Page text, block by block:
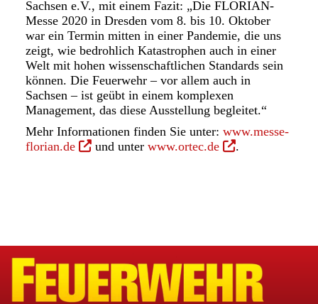
Sachsen e.V., mit einem Fazit: „Die FLORIAN-
Messe 2020 in Dresden vom 8. bis 10. Oktober
war ein Termin mitten in einer Pandemie, die uns
zeigt, wie bedrohlich Katastrophen auch in einer
Welt mit hohen wissenschaftlichen Standards sein
können. Die Feuerwehr – vor allem auch in
Sachsen – ist geübt in einem komplexen
Management, das diese Ausstellung begleitet.“
Mehr Informationen finden Sie unter: www.messe-
florian.de(
i
n
i
und unter www.ortec.de(
i
n
e
.